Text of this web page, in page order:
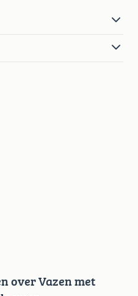
over Vazen met